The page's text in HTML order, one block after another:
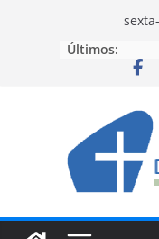
Últimos: